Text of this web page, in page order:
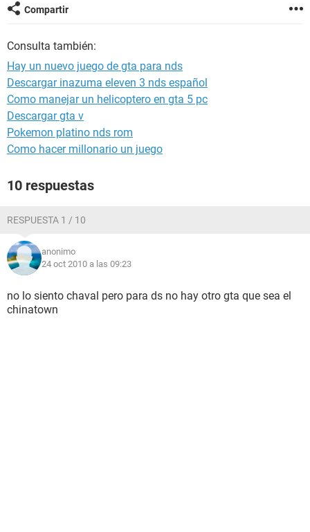
Compartir
Consulta también:
Hay un nuevo juego de gta para nds
Descargar inazuma eleven 3 nds español
Como manejar un helicoptero en gta 5 pc
Descargar gta v
Pokemon platino nds rom
Como hacer millonario un juego
10 respuestas
RESPUESTA 1 / 10
anonimo
24 oct 2010 a las 09:23
no lo siento chaval pero para ds no hay otro gta que sea el
chinatown